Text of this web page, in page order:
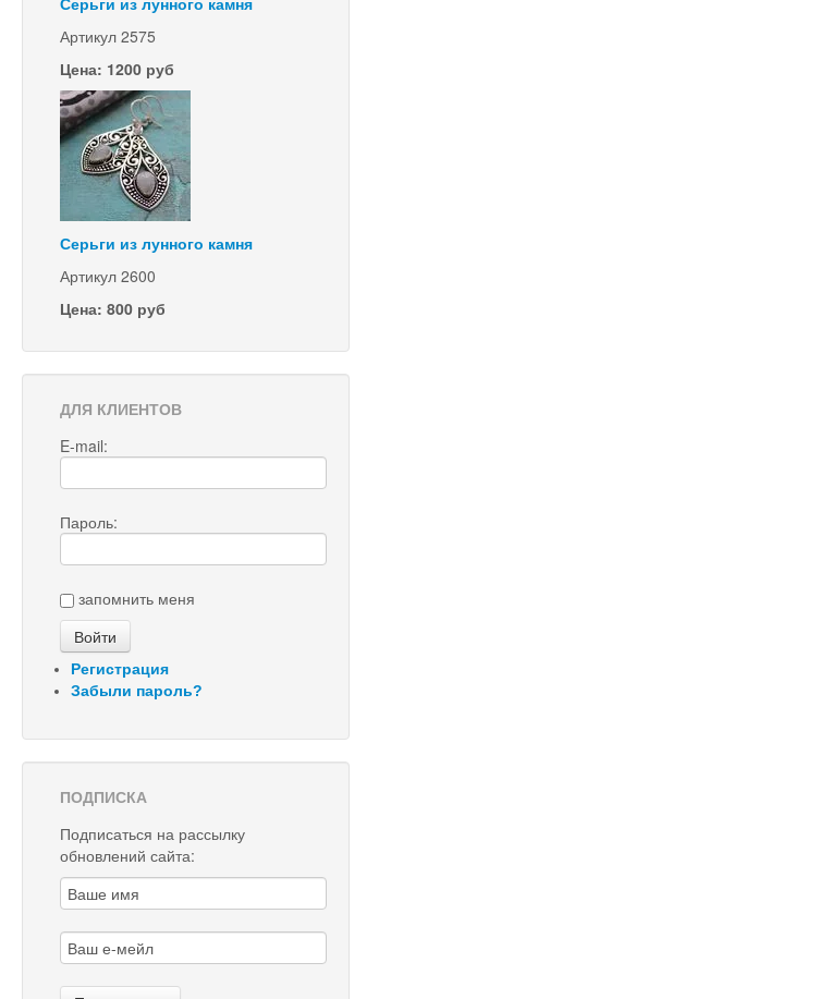
Артикул 2575
Цена: 1200 руб
Серьги из лунного камня
Артикул 2600
Цена: 800 руб
ДЛЯ КЛИЕНТОВ
E-mail:
Пароль:
запомнить меня
Регистрация
Забыли пароль?
ПОДПИСКА
Подписаться на рассылку
обновлений сайта: